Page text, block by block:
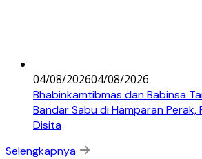
04/08/202604/08/2026
Bhabinkamtibmas dan Babinsa
Bandar Sabu di Hamparan Perak,
Disita
Selengkapnya